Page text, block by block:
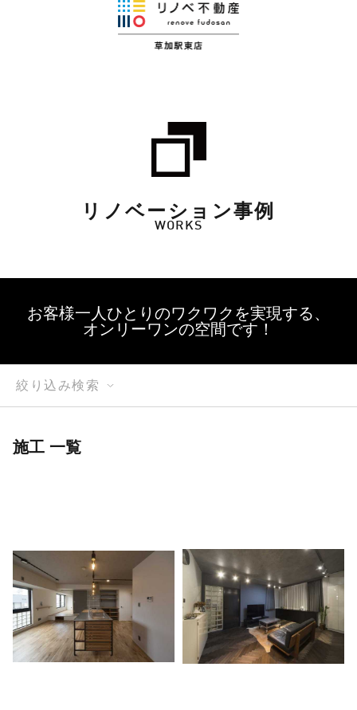
リノベーション事例
WORKS
お客様一人ひとりのワクワクを実現する、
オンリーワンの空間です！
絞り込み検索
施工 一覧